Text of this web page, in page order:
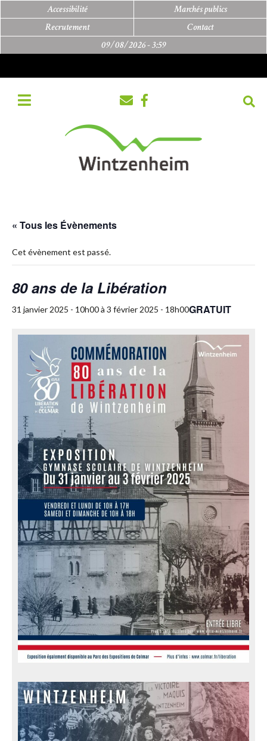
Accessibilité
Marchés publics
Recrutement
Contact
09/08/2026 -3:59
« Tous les Évènements
Cet évènement est passé.
80 ans de la Libération
31 janvier 2025 - 10h00à 3 février 2025 - 18h00GRATUIT